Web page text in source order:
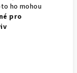
ho mohou
pro